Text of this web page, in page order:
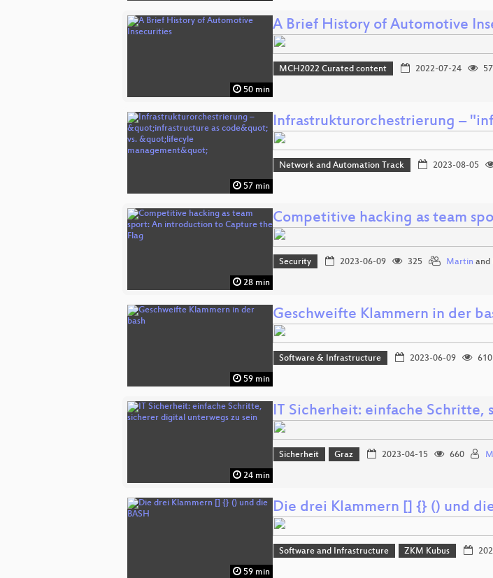
50 min
A Brief History of Automotive
MCH2022 Curated content 2022-07-24
57 min
Infrastrukturorchestrierung –
Network and Automation Track 2023-08-05
28 min
Competitive hacking as team
Security 2023-06-09 325 Martin and
59 min
Geschweifte Klammern in der
Software & Infrastructure 2023-06-09 610
24 min
IT Sicherheit: einfache Schritte,
Sicherheit Graz 2023-04-15 660
59 min
Die drei Klammern [] {} () und
Software and Infrastructure ZKM Kubus